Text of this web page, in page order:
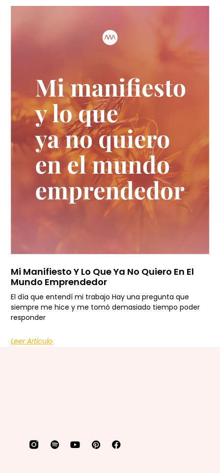
Mi Manifiesto Y Lo Que Ya No Quiero En El
Mundo Emprendedor
El día que entendí mi trabajo Hay una pregunta que
siempre me hice y me tomó demasiado tiempo poder
responder
Leer Artículo